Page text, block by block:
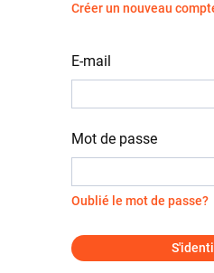
Créer un nouveau
E-mail
Mot de passe
Oublié le mot de passe?